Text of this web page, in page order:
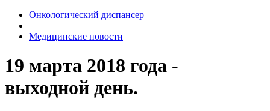
Онкологический диспансер
Медицинские новости
19 марта 2018 года -
выходной день.